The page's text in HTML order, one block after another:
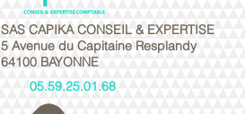
SAS CAPIKA CONSEIL & EXPERTISE
5 Avenue du Capitaine Resplandy
64100 BAYONNE
05.59.25.01.68